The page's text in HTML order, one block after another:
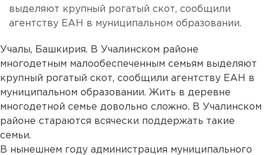
выделяют крупный рогатый скот, сообщили
агентству ЕАН в муниципальном образовании.
Учалы, Башкирия. В Учалинском районе
многодетным малообеспеченным семьям выделяют
крупный рогатый скот, сообщили агентству ЕАН в
муниципальном образовании. Жить в деревне
многодетной семье довольно сложно. В Учалинском
районе стараются всячески поддержать такие
семьи.
В нынешнем году администрация муниципального